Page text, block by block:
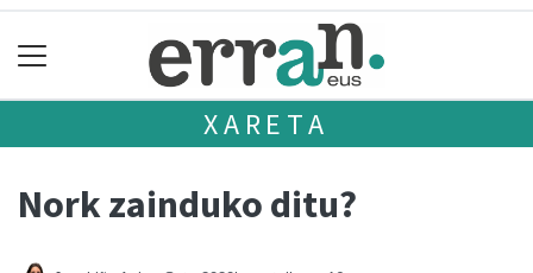
XARETA
Nork zainduko ditu?